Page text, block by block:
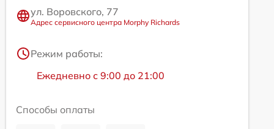
ул. Воровского, 77
Адрес сервисного центра Morphy Richards
Режим работы:
Ежедневно с 9:00 до 21:00
Способы оплаты